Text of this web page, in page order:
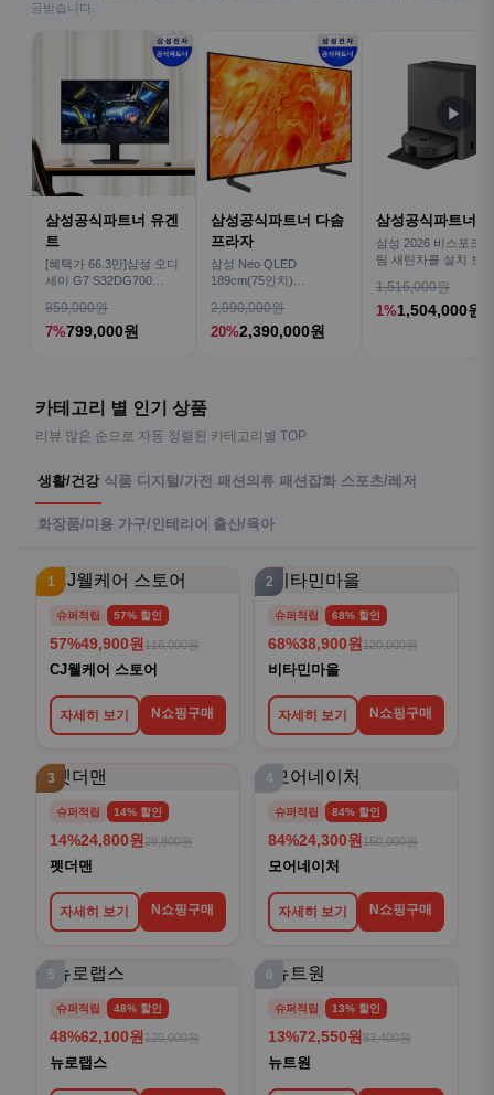
공받습니다.
삼성공식파트너 유겐
트
[혜택가 66.3만]삼성 오디
세이 G7 S32DG700
859,000원
7%799,000원
삼성공식파트너 다솜
프라자
삼성 Neo QLED
189cm(75인치)
TV
2,990,000원
20%2,390,000원
삼성공식파트너
삼성 2026 비스포크
팀 새틴차콜 설치 보
1,516,000원
1%1,504,000원
▶
카테고리 별 인기 상품
리뷰 많은 순으로 자동 정렬된 카테고리별 TOP
생활/건강 식품 디지털/가전 패션의류 패션잡화 스포츠/레저
화장품/미용 가구/인테리어 출산/육아
1
슈퍼적립 57% 할인
57%49,900원 116,000원
CJ웰케어 스토어
자세히 보기 N쇼핑구매
2
슈퍼적립 68% 할인
68%38,900원 120,000원
비타민마을
자세히 보기 N쇼핑구매
3
슈퍼적립 14% 할인
14%24,800원 28,800원
펫더맨
자세히 보기 N쇼핑구매
4
슈퍼적립 84% 할인
84%24,300원 150,000원
모어네이처
자세히 보기 N쇼핑구매
5
슈퍼적립 48% 할인
48%62,100원 120,000원
뉴로랩스
6
슈퍼적립 13% 할인
13%72,550원 83,400원
뉴트원